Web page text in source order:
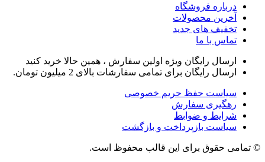
درباره فروشگاه
آخرین محصولات
تخفیف های جدید
تماس با ما
ارسال رایگان ویژه اولین سفارش ، همین حالا خرید کنید
ارسال رایگان برای تمامی سفارشات بالای 2 میلیون تومان.
سیاست حفظ حریم خصوصی
رهگیری سفارش
شرایط و ضوابط
سیاست بازپرداخت و بازگشت
© تمامی حقوق برای این قالب محفوظ است.